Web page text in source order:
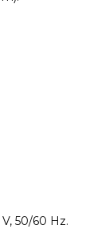
50/60 Hz.